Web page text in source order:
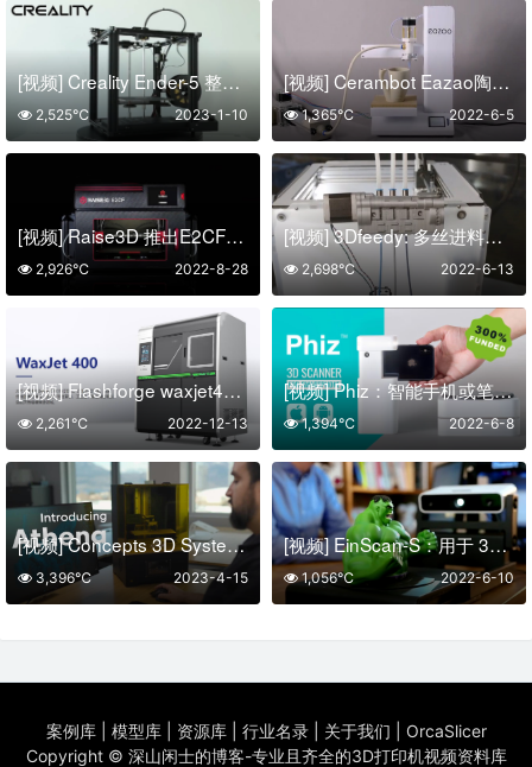
[视频] Creality Ender-5 整机式DIY 3D打印机
2023-1-10
2,525℃
[视频] Cerambot Eazao陶瓷3D打印机 把你的家变成一个陶瓷工作室
2022-6-5
1,365℃
[视频] Raise3D 推出E2CF专业桌面3D打印机以实现碳纤维零件的生产
2022-8-28
2,926℃
[视频] 3Dfeedy: 多丝进料器 – 3D打印机插件
2022-6-13
2,698℃
[视频] Flashforge waxjet400 大尺寸多喷嘴喷蜡3D打印机
2022-12-13
2,261℃
[视频] Phiz：智能手机或笔记本电脑上经济实惠的 3D扫描仪
2022-6-8
1,394℃
[视频] Concepts 3D Systems Athena 世界上最智能的 mSLA 树脂3D打印机
2023-4-15
3,396℃
[视频] EinScan-S：用于 3D 打印的快速、准确、安全的3D扫描仪
2022-6-10
1,056℃
案例库| 模型库| 资源库| 行业名录| 关于我们
OrcaSlicer
Copyright © 深山闲士的博客-专业且齐全的3D打印机视频资料库